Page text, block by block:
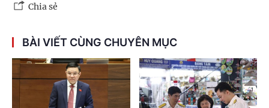
Chia sẻ
BÀI VIẾT CÙNG CHUYÊN MỤC